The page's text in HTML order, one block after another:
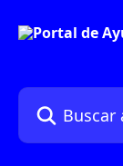
Buscar